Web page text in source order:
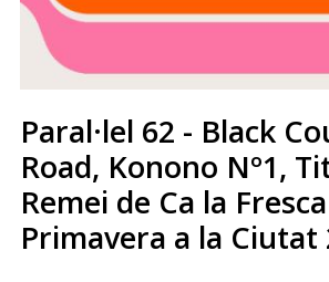
Paral·lel 62 - Black
Road, Konono Nº1,
Remei de Ca la
Primavera a la Ciutat